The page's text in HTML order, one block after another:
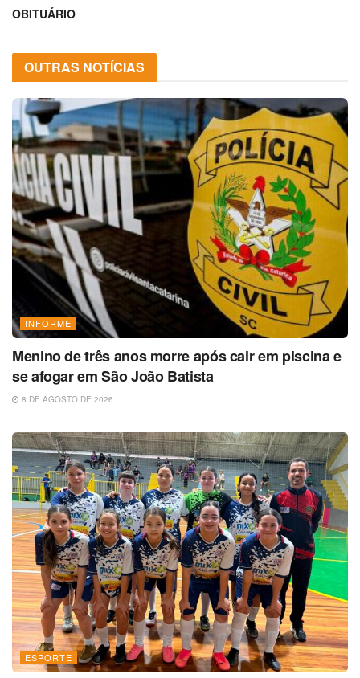
OBITUÁRIO
OUTRAS NOTÍCIAS
INFORME
Menino de três anos morre após cair em piscina e
se afogar em São João Batista
8 DE AGOSTO DE 2026
ESPORTE